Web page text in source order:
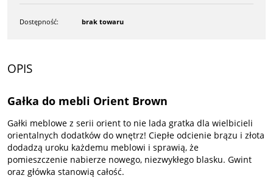
Dostępność: brak towaru
OPIS
Gałka do mebli Orient Brown
Gałki meblowe z serii orient to nie lada gratka dla wielbicieli
orientalnych dodatków do wnętrz! Ciepłe odcienie brązu i złota
dodadzą uroku każdemu meblowi i sprawią, że
pomieszczenie nabierze nowego, niezwykłego blasku. Gwint
oraz główka stanowią całość.